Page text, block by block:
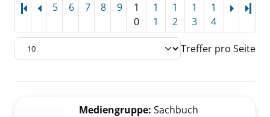
5 6 7 8 9
1
0
1
1
1
2
1
3
1
4
Treffer pro Seite
Zu den Suchfiltern springen
Mediengruppe: Sachbuch